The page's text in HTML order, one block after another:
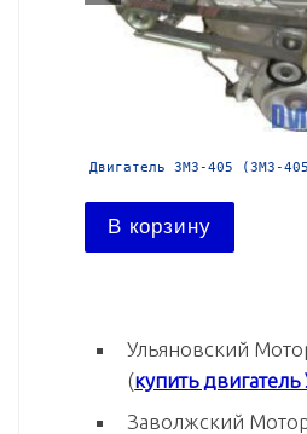
Двигатель ЗМЗ-405 (ЗМЗ-
В корзину
Ульяновский
(купить
Заволжский